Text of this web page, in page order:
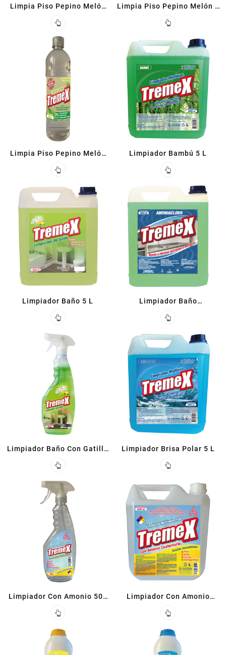
Limpia Piso Pepino Melón
1.8 L
Limpia Piso Pepino Melón 5
L
Limpia Piso Pepino Melón
900 CC
Limpiador Bambú 5 L
Limpiador Baño 5 L
Limpiador Baño
Amoniacloro 5 L
Limpiador Baño Con Gatillo
500cc
Limpiador Brisa Polar 5 L
Limpiador Con Amonio 500
ML
Limpiador Con Amonio
Cuaternario Superficies 5 L